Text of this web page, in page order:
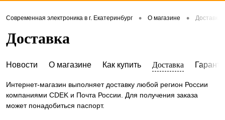
Современная электроника в г. Екатеринбург • О магазине • Доставка
Доставка
Новости О магазине Как купить Доставка
Интернет-магазин выполняет доставку любой регион России
компаниями CDEK и Почта России. Для получения заказа
может понадобиться паспорт.